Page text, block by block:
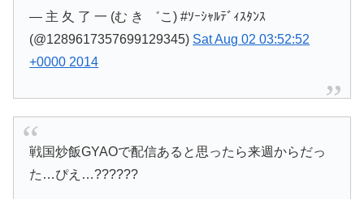
— 主 夂 了 一 (む き ゛こ) #ｿｰｼｬﾙﾃﾞｨｽﾀﾝｽ
(@1289617357699129345) Sat Aug 02 03:52:52
+0000 2014
戦国炒飯GYAOで配信あると思ったら来週からだっ
た…ぴえ…??????